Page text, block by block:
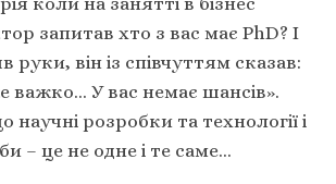
запитав хто з вас має PhD? І
руки, він із співчуттям сказав:
важко… У вас немає шансів».
розробки та технології і
– це не одне і те саме…